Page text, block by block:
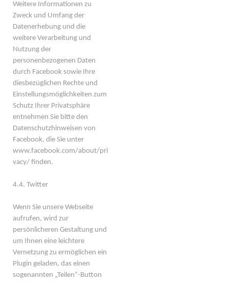
Weitere Informationen zu
Zweck und Umfang der
Datenerhebung und die
weitere Verarbeitung und
Nutzung der
personenbezogenen Daten
durch Facebook sowie Ihre
diesbezüglichen Rechte und
Einstellungsmöglichkeiten zum
Schutz Ihrer Privatsphäre
entnehmen Sie bitte den
Datenschutzhinweisen von
Facebook, die Sie unter
www.facebook.com/about/pri
vacy/ finden.
4.4. Twitter
Wenn Sie unsere Webseite
aufrufen, wird zur
persönlicheren Gestaltung und
um Ihnen eine leichtere
Vernetzung zu ermöglichen ein
Plugin geladen, das einen
sogenannten „Teilen“-Button